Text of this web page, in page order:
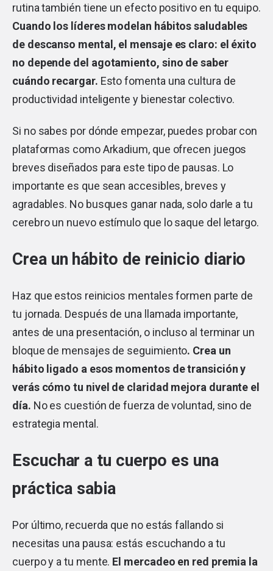
rutina también tiene un efecto positivo en tu equipo.
Cuando los líderes modelan hábitos saludables
de descanso mental, el mensaje es claro: el éxito
no depende del agotamiento, sino de saber
cuándo recargar. Esto fomenta una cultura de
productividad inteligente y bienestar colectivo.
Si no sabes por dónde empezar, puedes probar con
plataformas como Arkadium, que ofrecen juegos
breves diseñados para este tipo de pausas. Lo
importante es que sean accesibles, breves y
agradables. No busques ganar nada, solo darle a tu
cerebro un nuevo estímulo que lo saque del letargo.
Crea un hábito de reinicio diario
Haz que estos reinicios mentales formen parte de
tu jornada. Después de una llamada importante,
antes de una presentación, o incluso al terminar un
bloque de mensajes de seguimiento. Crea un
hábito ligado a esos momentos de transición y
verás cómo tu nivel de claridad mejora durante el
día. No es cuestión de fuerza de voluntad, sino de
estrategia mental.
Escuchar a tu cuerpo es una
práctica sabia
Por último, recuerda que no estás fallando si
necesitas una pausa: estás escuchando a tu
cuerpo y a tu mente. El mercadeo en red premia la